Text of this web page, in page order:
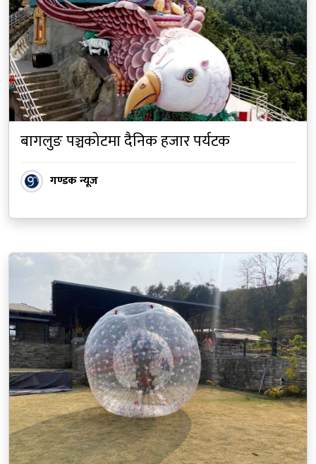
बागलुङ पञ्चकोटमा दैनिक हजार पर्यटक
गण्डक न्यूज